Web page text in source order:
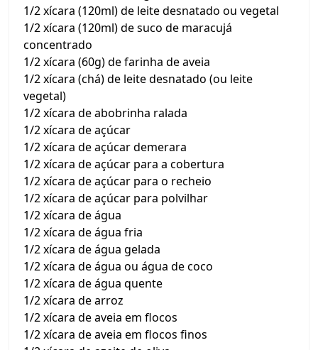
1/2 xícara (120ml) de leite desnatado ou vegetal
1/2 xícara (120ml) de suco de maracujá
concentrado
1/2 xícara (60g) de farinha de aveia
1/2 xícara (chá) de leite desnatado (ou leite
vegetal)
1/2 xícara de abobrinha ralada
1/2 xícara de açúcar
1/2 xícara de açúcar demerara
1/2 xícara de açúcar para a cobertura
1/2 xícara de açúcar para o recheio
1/2 xícara de açúcar para polvilhar
1/2 xícara de água
1/2 xícara de água fria
1/2 xícara de água gelada
1/2 xícara de água ou água de coco
1/2 xícara de água quente
1/2 xícara de arroz
1/2 xícara de aveia em flocos
1/2 xícara de aveia em flocos finos